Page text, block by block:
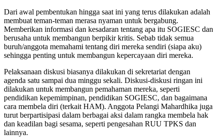
Dari awal pembentukan hingga saat ini yang terus dilakukan adalah
membuat teman-teman merasa nyaman untuk bergabung.
Memberikan informasi dan kesadaran tentang apa itu SOGIESC dan
berusaha untuk membangun berpikir kritis. Sebab tidak semua
buruh/anggota memahami tentang diri mereka sendiri (siapa aku)
sehingga penting untuk membangun kepercayaan diri mereka.
Pelaksanaan diskusi biasanya dilakukan di sekretariat dengan
agenda satu sampai dua minggu sekali. Diskusi-diskusi ringan ini
dilakukan untuk membangun pemahaman mereka, seperti
pendidikan kepemimpinan, pendidikan SOGIESC, dan bagaimana
cara membela diri (terkait HAM). Anggota Pelangi Mahardhika juga
turut berpartisipasi dalam berbagai aksi dalam rangka membela hak
dan keadilan bagi sesama, seperti pengesahan RUU TPKS dan
lainnya.